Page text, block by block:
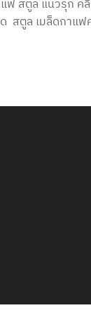
ฟ สตูล แนวรุก ค
สตูล เมล็ดกาแฟ